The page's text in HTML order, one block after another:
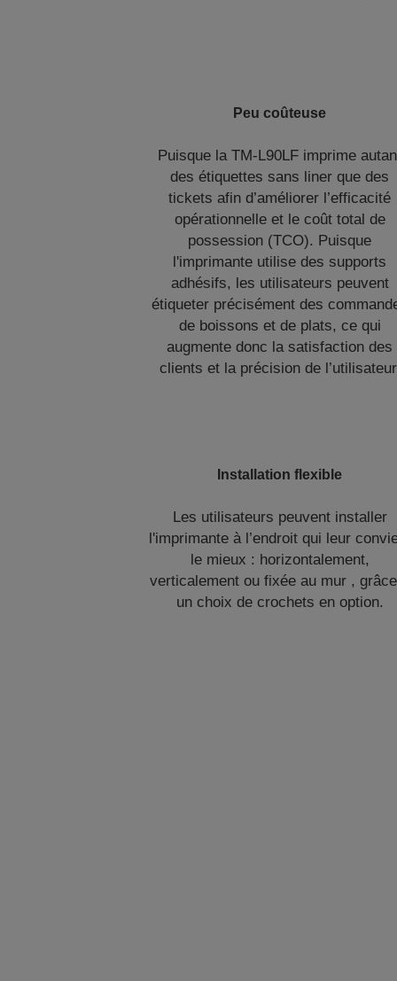
Peu coûteuse
Puisque la TM-L90LF imprime
des étiquettes sans liner que des
tickets afin d’améliorer l’efficacité
opérationnelle et le coût total de
possession (TCO). Puisque
l'imprimante utilise des supports
adhésifs, les utilisateurs peuvent
étiqueter précisément des
de boissons et de plats, ce qui
augmente donc la satisfaction des
clients et la précision de
Installation flexible
Les utilisateurs peuvent installer
l'imprimante à l’endroit qui leur
le mieux : horizontalement,
verticalement ou fixée au mur ,
un choix de crochets en option.